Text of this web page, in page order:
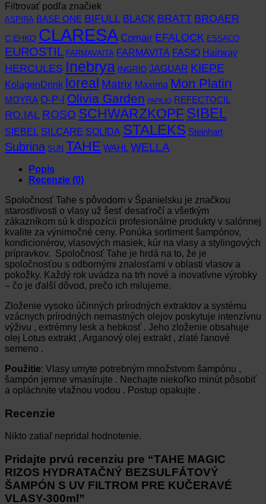
Filtrovať podľa značiek
ASPIRA BASE ONE BIFULL BLACK BRATT BROAER
C:EHKO CLARESA Comair EFALOCK ESSACO
EUROSTIL FARMAVAITA FARMAVITA FASIO Hairway
HERCULES Inebrya INGRID JAGUAR KIEPE
KolagenDrink loreal Matrix Maxima Mon Platin
MOYRA O-P-I Olivia Garden PAPILIO REFECTOCIL
RO.IAL ROSO SCHWARZKOPF SIBEL
SIEBEL SILCARE SOLIDA STALEKS Steinhart
Subrina SUN TAHE WAHL WELLA
Popis
Recenzie (0)
Spoločnosť Tahe s pôvodom v Španielsku je značkou
starostlivosti o vlasy už šesť desaťročí a všetkým
zákazníkom sú k dispozícii profesionálne produkty v salónnej
kvalite za výnimočné ceny. Ponúka sortiment šampónov,
kondicionérov, vlasových masiek, kúr na vlasy a stylingových
prípravkov. Spoločnosť Tahe je hrdá na to, že je
spoločnosťou s odbornými znalosťami v oblasti vlasov a
pokožky. Každý rok uvádza na trh nové a inovatívne výrobky
– čo je ďalší dôvod, prečo ich milujeme.
Zloženie vysoko účinných prírodných extraktov a systému
vzácnych prírodných nemastných olejov poskytuje intenzívnu
výživu , extrémny lesk a hebkosť . Jeho zloženie obsahuje
olej Lotus extrakt , Arganový olej extrakt , zlaté ľanové
semeno .
Použitie: Vlasy umyte potrebným množstvom šampónu ,
šampón jemne vmasírujte . Nechajte niekoľko minút pôsobiť
a opláchnite vlažnou vodou . Postup opakujte .
Recenzie
Nikto zatiaľ nepridal hodnotenie.
Pridajte prvú recenziu pre “TAHE MAGIC
RIZOS HYDRATAČNÝ BEZSULFÁTOVÝ
ŠAMPÓN S UV FILTROM PRE KUČERAVÉ
VLASY-300ml”